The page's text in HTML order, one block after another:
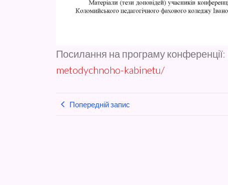
Посилання на програму конференції:
metodychnoho-kabinetu/
Попередній запис